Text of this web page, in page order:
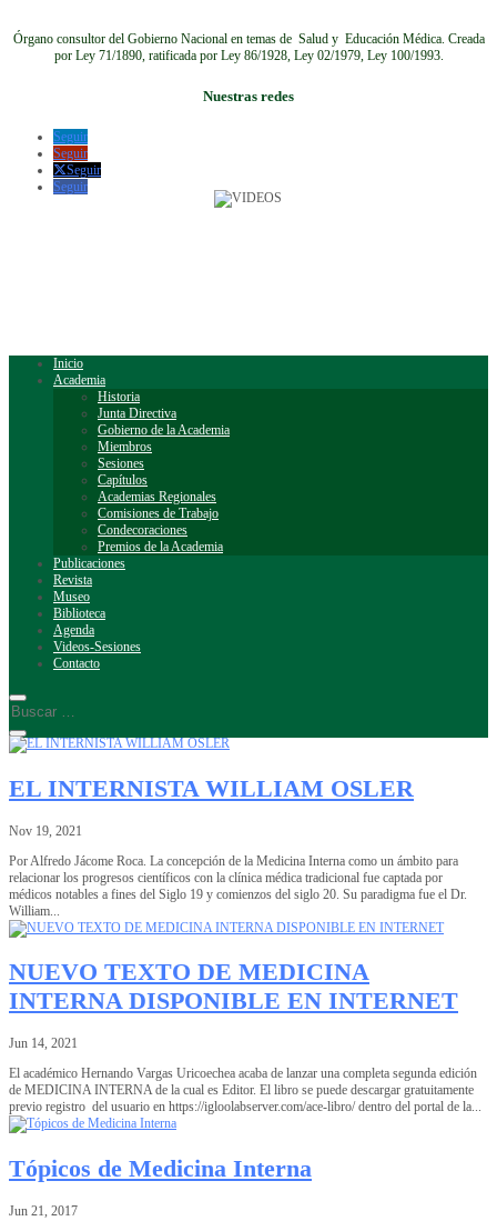
Órgano consultor del Gobierno Nacional en temas de Salud y Educación Médica. Creada
por Ley 71/1890, ratificada por Ley 86/1928, Ley 02/1979, Ley 100/1993.
Nuestras redes
Seguir
Seguir
Seguir
Seguir
Inicio
Academia
Historia
Junta Directiva
Gobierno de la Academia
Miembros
Sesiones
Capítulos
Academias Regionales
Comisiones de Trabajo
Condecoraciones
Premios de la Academia
Publicaciones
Revista
Museo
Biblioteca
Agenda
Videos-Sesiones
Contacto
EL INTERNISTA WILLIAM OSLER
Nov 19, 2021
Por Alfredo Jácome Roca. La concepción de la Medicina Interna como un ámbito para
relacionar los progresos científicos con la clínica médica tradicional fue captada por
médicos notables a fines del Siglo 19 y comienzos del siglo 20. Su paradigma fue el Dr.
William...
NUEVO TEXTO DE MEDICINA
INTERNA DISPONIBLE EN INTERNET
Jun 14, 2021
El académico Hernando Vargas Uricoechea acaba de lanzar una completa segunda edición
de MEDICINA INTERNA de la cual es Editor. El libro se puede descargar gratuitamente
previo registro del usuario en https://igloolabserver.com/ace-libro/ dentro del portal de la...
Tópicos de Medicina Interna
Jun 21, 2017